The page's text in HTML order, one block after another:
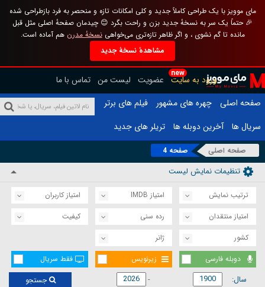
مای موویز با یک طراحی کاملاً جدید و کلی امکانات تازه و منحصر به فرد بازطراحی شده
🎉 حتماً یک سر به نسخهٔ جدید بزن و راحت بگرد 😊 چیدمان صفحهٔ اصلی مثل قبل
مانده تا گم نشوی ، و اگر ظاهر تازه‌تری می‌خواهینسخهٔ مدرن هم آماده است.
مشاهدهٔ نسخهٔ جدید
new
ورود به سایت عضویت لیست من تماس با ما
صفحه اصلی
چهره های مشهور
فیلم های برتر
سریال ها
آخرین دوبله ها تریلر های جدید
صفحه اصلی صفحه 4
تنظیمات نمایش لیست
ترتیب نمایش امتیاز IMDB
امتیاز کاربران
امتیاز منتقدان
رده سنی
کیفیت
کشور
ژانر
دوبله فارسی
زیرنویس فقط سریال
سال: جستجو